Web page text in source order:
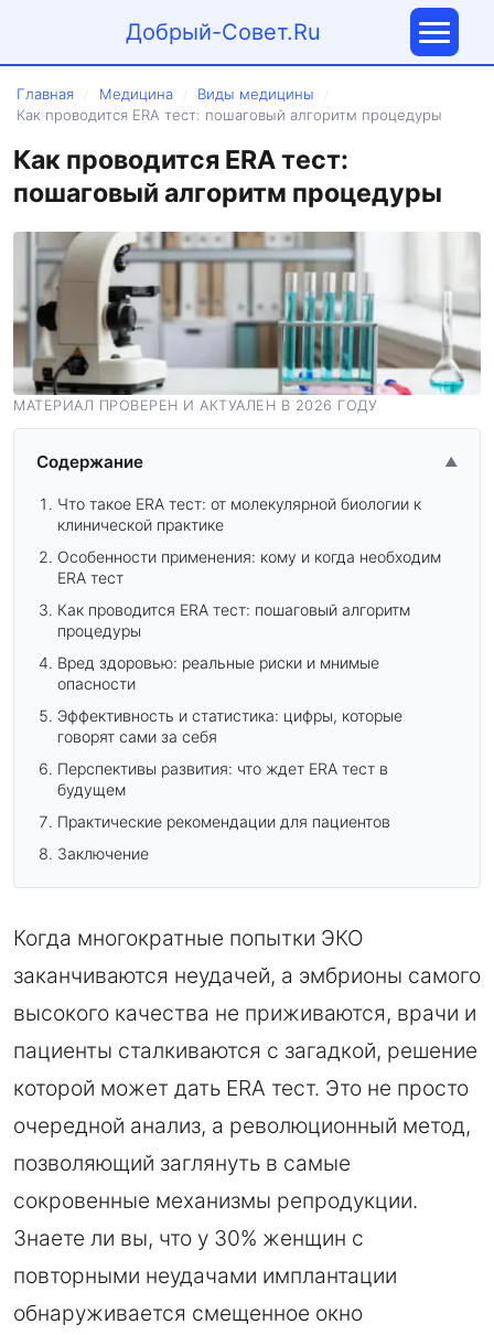
Добрый-Совет.Ru
Главная Медицина Виды медицины
Как проводится ERA тест: пошаговый алгоритм процедуры
Как проводится ERA тест:
пошаговый алгоритм процедуры
МАТЕРИАЛ ПРОВЕРЕН И АКТУАЛЕН В 2026 ГОДУ
Содержание ▲
Что такое ERA тест: от молекулярной биологии к
клинической практике
Особенности применения: кому и когда необходим
ERA тест
Как проводится ERA тест: пошаговый алгоритм
процедуры
Вред здоровью: реальные риски и мнимые
опасности
Эффективность и статистика: цифры, которые
говорят сами за себя
Перспективы развития: что ждет ERA тест в
будущем
Практические рекомендации для пациентов
Заключение
Когда многократные попытки ЭКО
заканчиваются неудачей, а эмбрионы самого
высокого качества не приживаются, врачи и
пациенты сталкиваются с загадкой, решение
которой может дать ERA тест. Это не просто
очередной анализ, а революционный метод,
позволяющий заглянуть в самые
сокровенные механизмы репродукции.
Знаете ли вы, что у 30% женщин с
повторными неудачами имплантации
обнаруживается смещенное окно